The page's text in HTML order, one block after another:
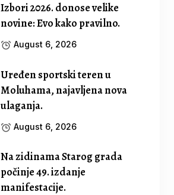
Izbori 2026. donose velike
novine: Evo kako pravilno.
August 6, 2026
Uređen sportski teren u
Moluhama, najavljena nova
ulaganja.
August 6, 2026
Na zidinama Starog grada
počinje 49. izdanje
manifestacije.